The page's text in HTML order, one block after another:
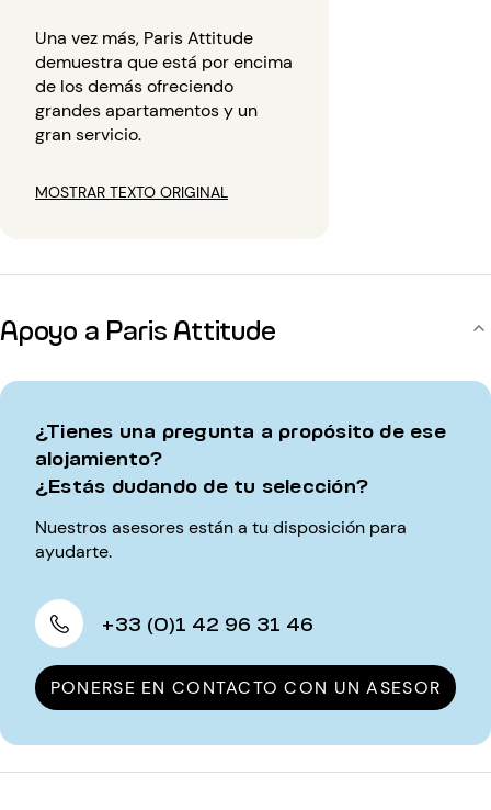
Una vez más, Paris Attitude
demuestra que está por encima
de los demás ofreciendo
grandes apartamentos y un
gran servicio.
MOSTRAR TEXTO ORIGINAL
Apoyo a Paris Attitude
¿Tienes una pregunta a propósito de ese
alojamiento?
¿Estás dudando de tu selección?
Nuestros asesores están a tu disposición para
ayudarte.
+33 (0)1 42 96 31 46
PONERSE EN CONTACTO CON UN ASESOR